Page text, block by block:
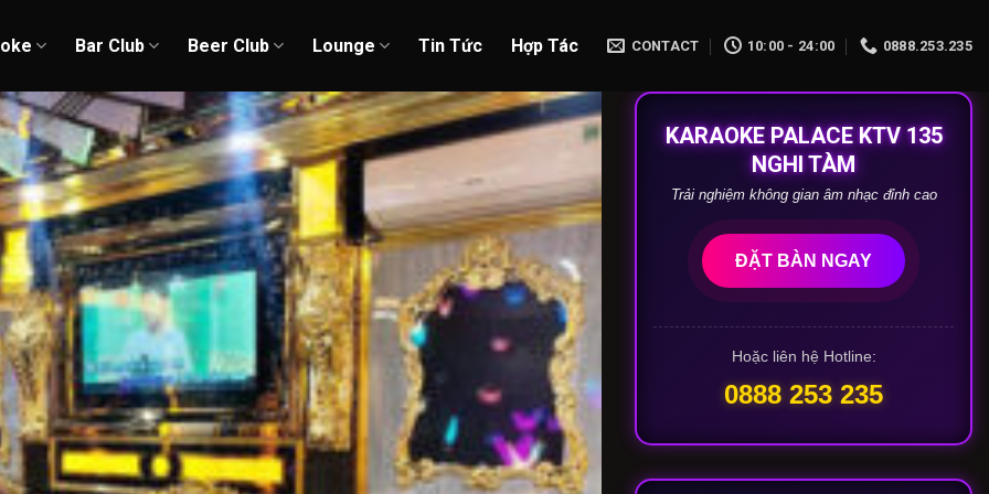
Bar Club Beer Club Lounge Tin Tức Hợp Tác CONTACT 10:00 - 24:00 0888.253.235
KARAOKE PALACE KTV 135
NGHI TÀM
Trải nghiệm không gian âm nhạc đỉnh cao
ĐẶT BÀN NGAY
Hoặc liên hệ Hotline:
0888 253 235